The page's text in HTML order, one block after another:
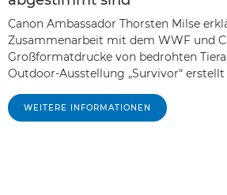
Canon Ambassador Thorsten Milse
Zusammenarbeit mit dem WWF und
Großformatdrucke von bedrohten
Outdoor-Ausstellung „Survivor“ erstellt
WEITERE INFORMATIONEN